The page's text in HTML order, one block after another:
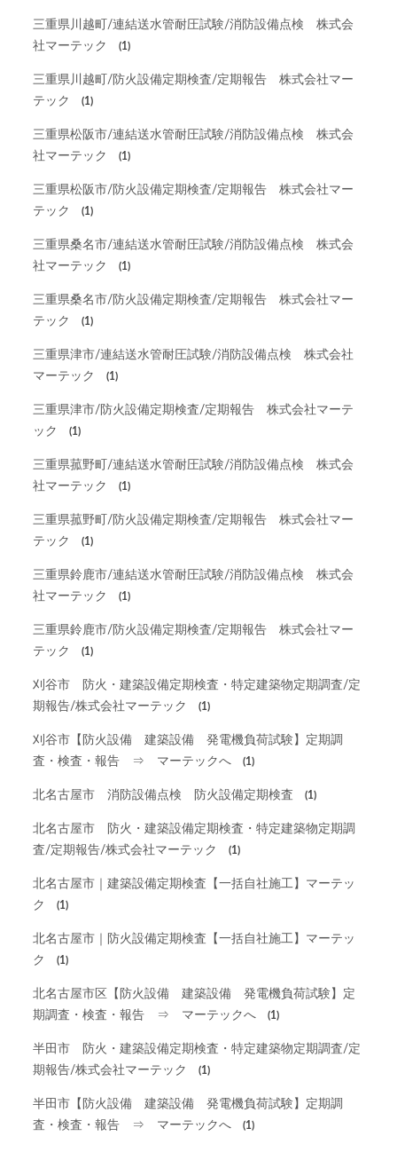
三重県川越町/連結送水管耐圧試験/消防設備点検 株式会
社マーテック
(1)
三重県川越町/防火設備定期検査/定期報告 株式会社マー
テック
(1)
三重県松阪市/連結送水管耐圧試験/消防設備点検 株式会
社マーテック
(1)
三重県松阪市/防火設備定期検査/定期報告 株式会社マー
テック
(1)
三重県桑名市/連結送水管耐圧試験/消防設備点検 株式会
社マーテック
(1)
三重県桑名市/防火設備定期検査/定期報告 株式会社マー
テック
(1)
三重県津市/連結送水管耐圧試験/消防設備点検 株式会社
マーテック
(1)
三重県津市/防火設備定期検査/定期報告 株式会社マーテ
ック
(1)
三重県菰野町/連結送水管耐圧試験/消防設備点検 株式会
社マーテック
(1)
三重県菰野町/防火設備定期検査/定期報告 株式会社マー
テック
(1)
三重県鈴鹿市/連結送水管耐圧試験/消防設備点検 株式会
社マーテック
(1)
三重県鈴鹿市/防火設備定期検査/定期報告 株式会社マー
テック
(1)
刈谷市 防火・建築設備定期検査・特定建築物定期調査/定
期報告/株式会社マーテック
(1)
刈谷市【防火設備 建築設備 発電機負荷試験】定期調
査・検査・報告 ⇒ マーテックへ
(1)
北名古屋市 消防設備点検 防火設備定期検査 (1)
北名古屋市 防火・建築設備定期検査・特定建築物定期調
査/定期報告/株式会社マーテック
(1)
北名古屋市｜建築設備定期検査【一括自社施工】マーテッ
ク
(1)
北名古屋市｜防火設備定期検査【一括自社施工】マーテッ
ク
(1)
北名古屋市区【防火設備 建築設備 発電機負荷試験】定
期調査・検査・報告 ⇒ マーテックへ
(1)
半田市 防火・建築設備定期検査・特定建築物定期調査/定
期報告/株式会社マーテック
(1)
半田市【防火設備 建築設備 発電機負荷試験】定期調
査・検査・報告 ⇒ マーテックへ
(1)